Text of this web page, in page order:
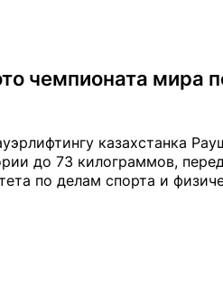
чемпионата мира
казахстанка
до 73 килограммов,
по делам спорта и